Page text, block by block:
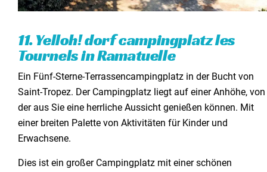
11. Yelloh! dorf campingplatz les
Tournels in Ramatuelle
Ein Fünf-Sterne-Terrassencampingplatz in der Bucht von
Saint-Tropez. Der Campingplatz liegt auf einer Anhöhe, von
der aus Sie eine herrliche Aussicht genießen können. Mit
einer breiten Palette von Aktivitäten für Kinder und
Erwachsene.
Dies ist ein großer Campingplatz mit einer schönen